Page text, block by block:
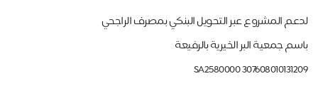
لدعم المشروع عبر التحويل البنكي بمصرف الراجحي
باسم جمعية البر الخيرية بالرفيعة
SA2580000 307608010131209